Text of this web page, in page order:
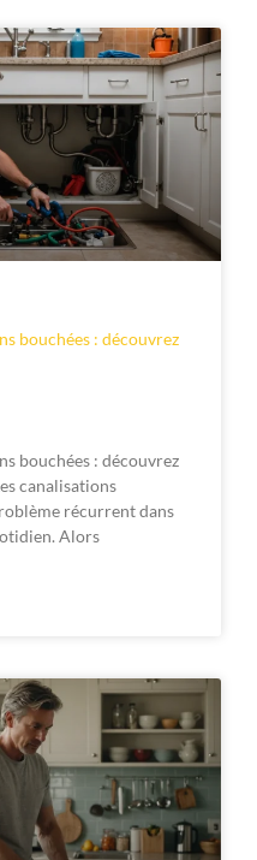
bouchées : découvrez
bouchées : découvrez
canalisations
récurrent dans
Alors